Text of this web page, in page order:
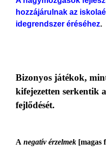
hozzá­járulnak az
idegrendszer éréséhez.
Bizonyos játékok,
kifejezetten serkentik
fejlődését.
A negatív érzelmek [magas